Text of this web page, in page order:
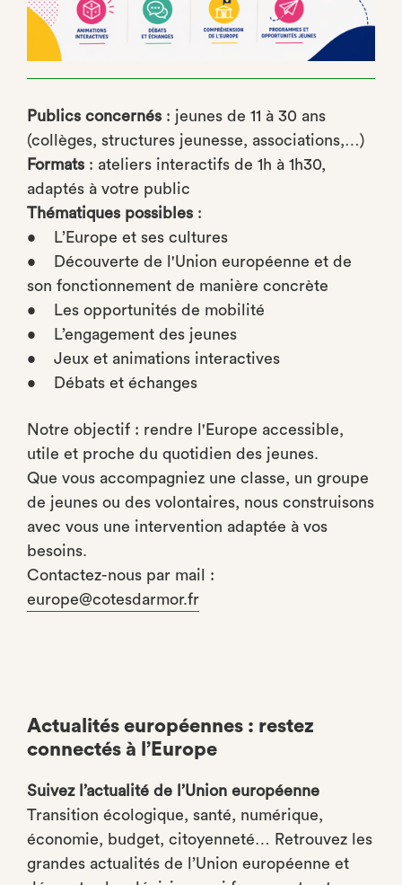
Publics concernés : jeunes de 11 à 30 ans
(collèges, structures jeunesse, associations,…)
Formats : ateliers interactifs de 1h à 1h30,
adaptés à votre public
Thématiques possibles :
• L’Europe et ses cultures
• Découverte de l'Union européenne et de
son fonctionnement de manière concrète
• Les opportunités de mobilité
• L’engagement des jeunes
• Jeux et animations interactives
• Débats et échanges
Notre objectif : rendre l'Europe accessible,
utile et proche du quotidien des jeunes.
Que vous accompagniez une classe, un groupe
de jeunes ou des volontaires, nous construisons
avec vous une intervention adaptée à vos
besoins.
Contactez-nous par mail :
europe@cotesdarmor.fr
Actualités européennes : restez
connectés à l’Europe
Suivez l’actualité de l’Union européenne
Transition écologique, santé, numérique,
économie, budget, citoyenneté… Retrouvez les
grandes actualités de l’Union européenne et